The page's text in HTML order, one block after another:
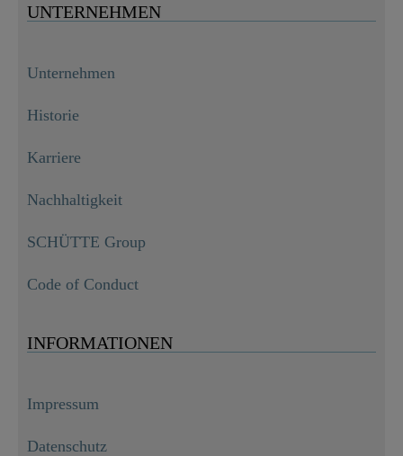
UNTERNEHMEN
Unternehmen
Historie
Karriere
Nachhaltigkeit
SCHÜTTE Group
Code of Conduct
INFORMATIONEN
Impressum
Datenschutz